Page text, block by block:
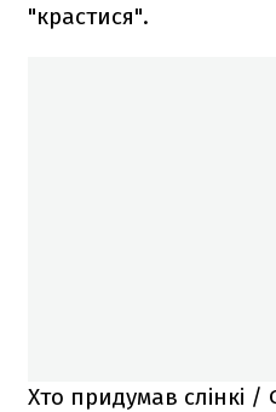
"крастися".
Хто придумав слінкі